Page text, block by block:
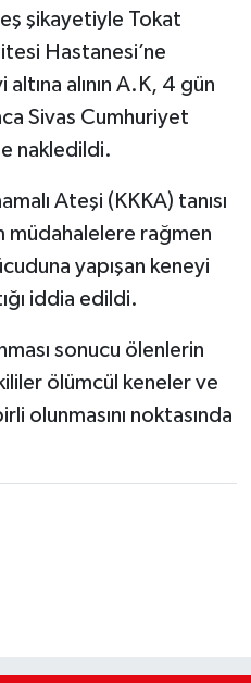
şikayetiyle Tokat
Hastanesi’ne
alının A.K, 4 gün
Sivas Cumhuriyet
nakledildi.
Ateşi (KKKA) tanısı
müdahalelere rağmen
yapışan keneyi
iddia edildi.
sonucu ölenlerin
ölümcül keneler ve
olunmasını noktasında